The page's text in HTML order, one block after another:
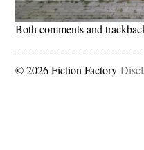
Both comments and
© 2026 Fiction Factory